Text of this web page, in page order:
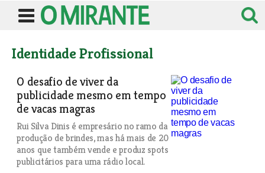
Identidade Profissional
O desafio de viver da
publicidade mesmo em tempo
de vacas magras
Rui Silva Dinis é empresário no ramo da
produção de brindes, mas há mais de 20
anos que também vende e produz spots
publicitários para uma rádio local.